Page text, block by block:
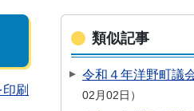
刷
類似記事
令和４年洋野町議
02月02日